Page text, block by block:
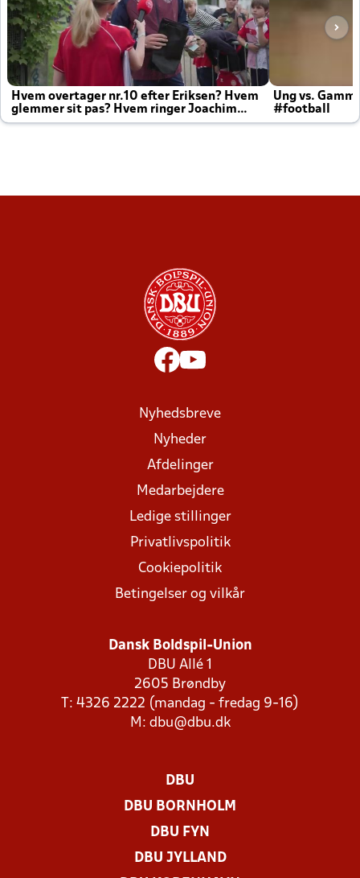
Hvem overtager nr.10 efter Eriksen? Hvem
glemmer sit pas? Hvem ringer Joachim
altid til efter kampe?
Ung vs.
#football
Nyhedsbreve
Nyheder
Afdelinger
Medarbejdere
Ledige stillinger
Privatlivspolitik
Cookiepolitik
Betingelser og vilkår
Dansk Boldspil-Union
DBU Allé 1
2605 Brøndby
T: 4326 2222 (mandag - fredag 9-16)
M: dbu@dbu.dk
DBU
DBU BORNHOLM
DBU FYN
DBU JYLLAND